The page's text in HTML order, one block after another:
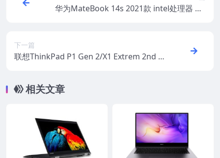
华为MateBook 14s 2021款 intel处理器 HK
下一篇
联想ThinkPad P1 Gen 2/X1 Extrem 2nd 原
相关文章